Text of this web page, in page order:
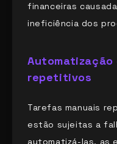
financeiras
ineficiência dos
repetitivos
Tarefas manuais
estão sujeitas a